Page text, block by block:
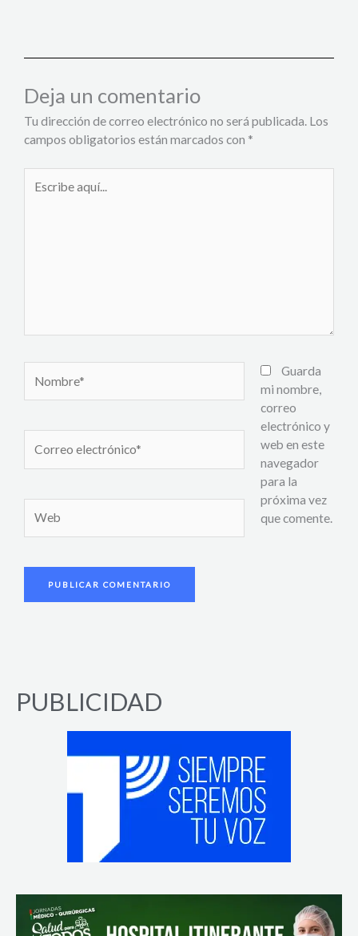
Deja un comentario
Tu dirección de correo electrónico no será publicada. Los
campos obligatorios están marcados con *
aquí...
electrónico*
Guarda
mi nombre,
correo
electrónico y
web en este
navegador
para la
próxima vez
que comente.
PUBLICIDAD